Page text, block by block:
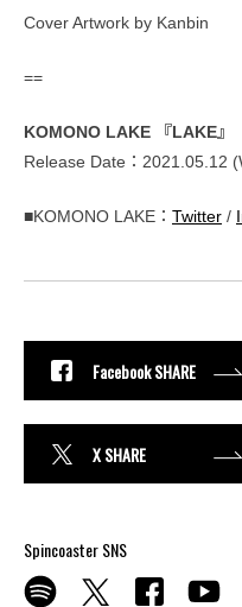
Cover Artwork by Kanbin
==
KOMONO LAKE 『LAKE』
Release Date：2021.05.12
■KOMONO LAKE： Twitter /
Facebook SHARE
X SHARE
Spincoaster SNS